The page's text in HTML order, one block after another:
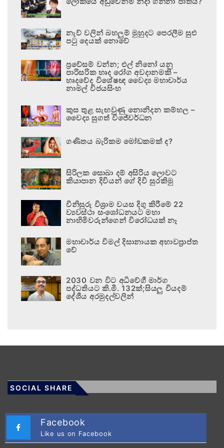
නැව් වලින් බහලුම් මුහුදට පෙරලීම සුළු
පටු දෙයක් නොවේ
ප්‍රවේසම් වන්න; එල් නිනෝ යනු
පාරිසරික හෘද රෝග අවදානමකි –
හෘදවේද විශේෂඥ වෛද්‍ය මහාචාර්ය
නාමල් විජයසිංහ
කුස තුළ සැඟවුණු නොනිදන කම්හල –
වෛද්‍ය සුගත් විජේවර්ධන
ගණිතය බැරිකම මෝඩකමක් ද?
සිරිලක සොබා දම් අසිරිය ලොවට
කියාපාන දිවියන් ගේ දිවි සුරකිමු
විනිසුරු විශ්‍රාම වයස දිගු කිරීමේ 22
ව්‍යවස්ථා සංශෝධනයට මහා
නාහිමිවරුන්ගෙන් විරෝධයක් නෑ
මහාචාර්ය විමල් දිසානායක අභාවප්‍රාප්ත
වේ
2030 වන විට අධිවේගී මාර්ග
පද්ධතියට කි.මී. 132ක්;සියලු වියදම්
දේශීය අරමුදල්වලින්
SOCIAL SHARE
Facebook
Like us on Facebook